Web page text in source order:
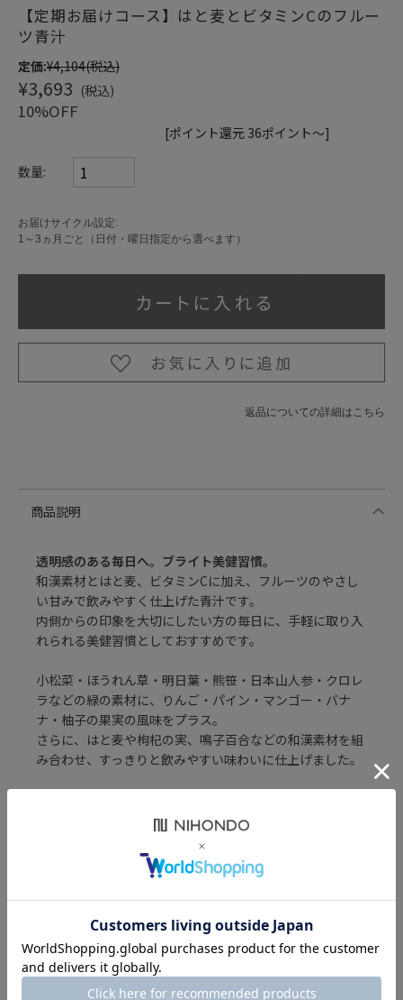
【定期お届けコース】はと麦とビタミンCのフルー
ツ青汁
定価:¥4,104(税込)
¥3,693 (税込)
10%OFF
[ポイント還元 36ポイント～]
数量:
お届けサイクル設定:
1～3ヵ月ごと（日付・曜日指定から選べます）
返品についての詳細はこちら
商品説明
透明感のある毎日へ。ブライト美健習慣。
和漢素材とはと麦、ビタミンCに加え、フルーツのやさし
い甘みで飲みやすく仕上げた青汁です。
内側からの印象を大切にしたい方の毎日に、手軽に取り入
れられる美健習慣としておすすめです。
小松菜・ほうれん草・明日葉・熊笹・日本山人参・クロレ
ラなどの緑の素材に、りんご・パイン・マンゴー・バナ
ナ・柚子の果実の風味をプラス。
さらに、はと麦や枸杞の実、鳴子百合などの和漢素材を組
み合わせ、すっきりと飲みやすい味わいに仕上げました。
水に溶けやすいビタミンCをやさしく包み込み、毎日の栄
養補給をサポートします。
忙しい毎日の中でも、続けやすいフルーツ青汁で、内側か
ら整える習慣を始めてみませんか。
栄養機能食品 : ビタミン C
ビタミンC は､皮膚や粘膜の健康維持を助けるとともに､抗
酸化作用を持つ栄養素です。